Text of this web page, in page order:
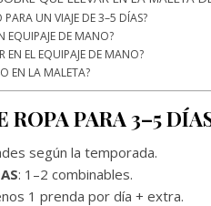
UN VIAJE DE 3–5 DÍAS?
EQUIPAJE DE MANO?
EN EL EQUIPAJE DE MANO?
EN LA MALETA?
ROPA PARA 3–5
según la temporada.
: 1–2 combinables.
1 prenda por día + extra.